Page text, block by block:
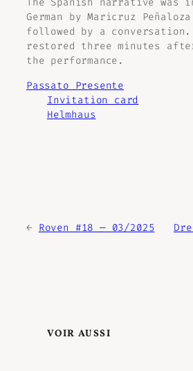
The Spanish narrative was
German by Maricruz
followed by a conversation.
restored three minutes
the performance.
Passato Presente
Invitation card
Helmhaus
← Roven #18 — 03/2025
VOIR AUSSI